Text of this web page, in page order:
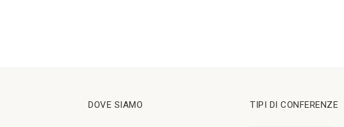
DOVE SIAMO TIPI DI CONFERENZE